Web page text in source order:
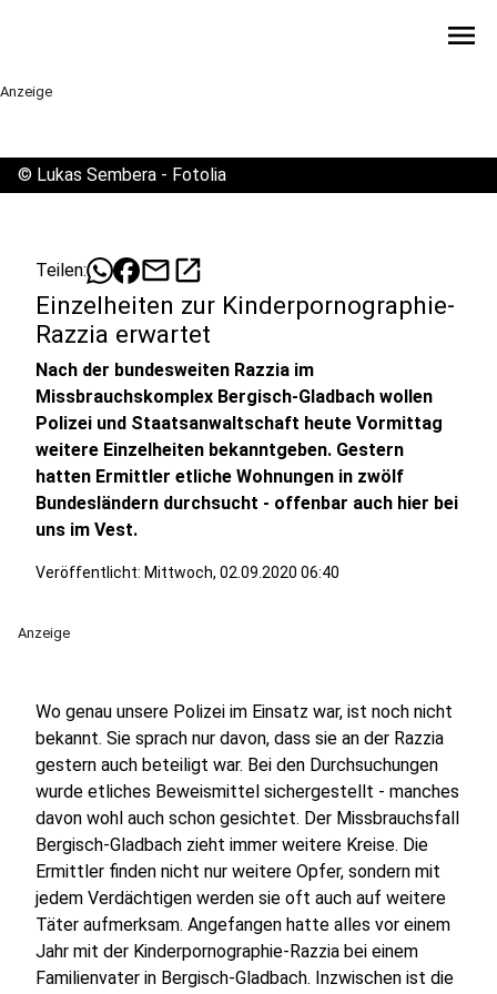
menu
Anzeige
© Lukas Sembera - Fotolia
Teilen: mailopen_in_new
Einzelheiten zur Kinderpornographie-
Razzia erwartet
Nach der bundesweiten Razzia im
Missbrauchskomplex Bergisch-Gladbach wollen
Polizei und Staatsanwaltschaft heute Vormittag
weitere Einzelheiten bekanntgeben. Gestern
hatten Ermittler etliche Wohnungen in zwölf
Bundesländern durchsucht - offenbar auch hier bei
uns im Vest.
Veröffentlicht: Mittwoch, 02.09.2020 06:40
Anzeige
Wo genau unsere Polizei im Einsatz war, ist noch nicht
bekannt. Sie sprach nur davon, dass sie an der Razzia
gestern auch beteiligt war. Bei den Durchsuchungen
wurde etliches Beweismittel sichergestellt - manches
davon wohl auch schon gesichtet. Der Missbrauchsfall
Bergisch-Gladbach zieht immer weitere Kreise. Die
Ermittler finden nicht nur weitere Opfer, sondern mit
jedem Verdächtigen werden sie oft auch auf weitere
Täter aufmerksam. Angefangen hatte alles vor einem
Jahr mit der Kinderpornographie-Razzia bei einem
Familienvater in Bergisch-Gladbach. Inzwischen ist die